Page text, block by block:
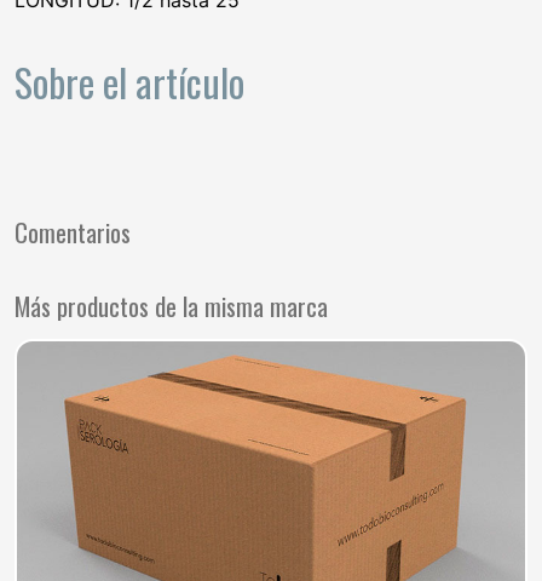
Sobre el artículo
Comentarios
Más productos de la misma marca